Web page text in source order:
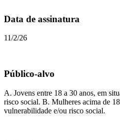
Data de assinatura
11/2/26
Público-alvo
A. Jovens entre 18 a 30 anos, em
risco social. B. Mulheres acima de
vulnerabilidade e/ou risco social.